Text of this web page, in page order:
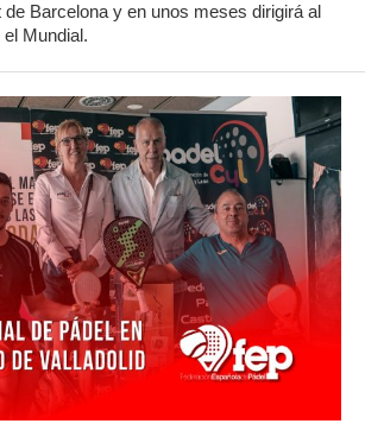
de Barcelona y en unos meses dirigirá al
Mundial.